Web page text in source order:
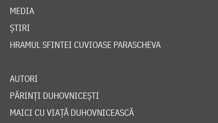
MEDIA
ȘTIRI
HRAMUL SFINTEI CUVIOASE PARASCHEVA
AUTORI
PĂRINȚI DUHOVNICEȘTI
MAICI CU VIAȚĂ DUHOVNICEASCĂ